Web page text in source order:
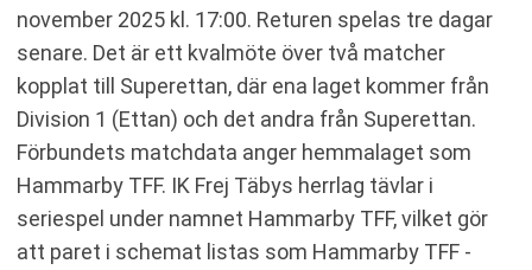
november 2025 kl. 17:00. Returen spelas tre dagar
senare. Det är ett kvalmöte över två matcher
kopplat till Superettan, där ena laget kommer från
Division 1 (Ettan) och det andra från Superettan.
Förbundets matchdata anger hemmalaget som
Hammarby TFF. IK Frej Täbys herrlag tävlar i
seriespel under namnet Hammarby TFF, vilket gör
att paret i schemat listas som Hammarby TFF -